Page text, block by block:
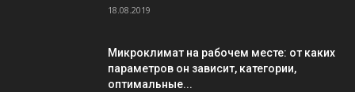
18.08.2019
Микроклимат на рабочем месте: от каких
параметров он зависит, категории,
оптимальные...